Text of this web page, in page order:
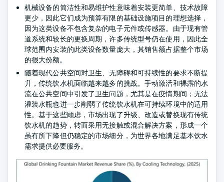
机械设备的简洁性和易维护性意味着安装更简单、技术故障
更少，因此它们成为预算有限的基础设施项目的理想选择，
因为这类设备不包含复杂的电子元件或传感器。由于现有管
道系统和较长的更换周期，许多传统型号仍在使用，因此全
球范围内安装的此类设备数量庞大，其销售额占据整个市场
的很大份额。
随着现代公共空间对卫生、无障碍和可持续性的要求不断提
升，传统饮水机面临越来越多的挑战。手动激活和裸露的水
流在公共空间中引发了卫生问题，尤其是在疫情期间；无法
灌装水瓶也进一步削弱了传统饮水机在可持续环境中的适用
性。基于这些顾虑，市场出现了升级、改造或替换现有传统
饮水机的趋势，转而采用无接触或混合解决方案，形成一个
虽有所下降但仍稳定的市场细分，为世界各地满足基本饮水
需求提供必要服务。